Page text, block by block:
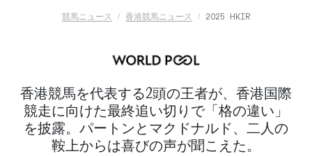
競馬ニュース 香港競馬ニュース 2025 HKIR
香港競馬を代表する2頭の王者が、香港国際
競走に向けた最終追い切りで「格の違い」
を披露。パートンとマクドナルド、二人の
鞍上からは喜びの声が聞こえた。